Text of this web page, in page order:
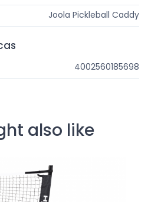
Joola Pickleball Caddy
4002560185698
also like